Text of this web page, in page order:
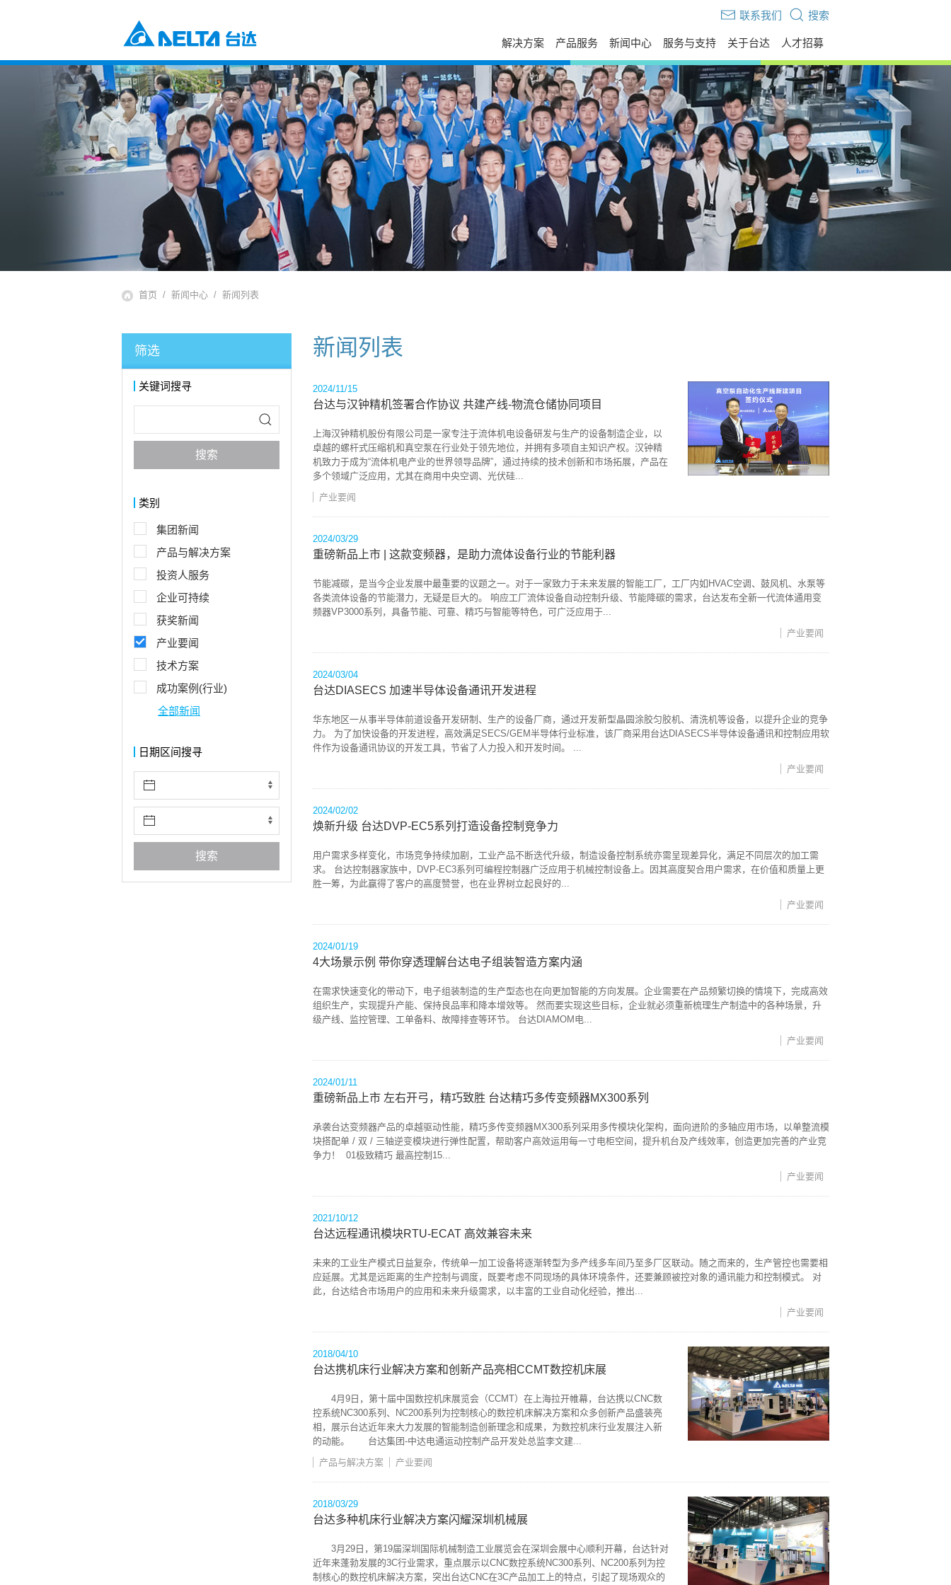
搜索
联系我们
解决方案
工业自动化与智能制造解决方案
楼宇自动化解决方案
数据中心解决方案
通信网络电源解决方案
智慧能源解决方案
视讯与监控解决方案
电动车充电解决方案
产品服务
电源及元器件
元器件
电源及系统
风扇与散热管理
交通
电动车动力系统
自动化
工业自动化
楼宇自动化
基础设施
能源基础设施
新闻中心
新闻列表
活动讯息
视频专区
出版刊物
新闻联络
服务与支持
服务与支持
售后服务
电源年保服务
工业自动化服务
打假公告
常见问题
产品网络安全漏洞管理政策
培训中心
云课堂
课堂培训
自助服务
下载中心
故障码查询
在线报修
在线选型
防伪查询
停产替代查询
授权渠道商查询
申请成为台达合作伙伴
联系我们
分支机构
在线留言
关于台达
台达简介
发展历程与企业文化
经营团队
事业范畴
全球营运
研发与创新
国家认可实验室
大事纪
可持续发展
相关连结
供货商自荐
人才招募
走进台达
校园招聘
加入我们
荣誉奖项
首页 新闻中心 新闻列表
筛选
关键词搜寻
搜索
类别
集团新闻
产品与解决方案
投资人服务
企业可持续
获奖新闻
产业要闻
技术方案
成功案例(行业)
全部新闻
日期区间搜寻
搜索
新闻列表
2024/11/15
台达与汉钟精机签署合作协议 共建产线-物流仓储协同项目
上海汉钟精机股份有限公司是一家专注于流体机电设备研发与生产的设备制造企业，以
卓越的螺杆式压缩机和真空泵在行业处于领先地位，并拥有多项自主知识产权。汉钟精
机致力于成为“流体机电产业的世界领导品牌”，通过持续的技术创新和市场拓展，产品在
多个领域广泛应用，尤其在商用中央空调、光伏硅...
产业要闻
2024/03/29
重磅新品上市 | 这款变频器，是助力流体设备行业的节能利器
节能减碳，是当今企业发展中最重要的议题之一。对于一家致力于未来发展的智能工厂，工厂内如HVAC空调、鼓风机、水泵等
各类流体设备的节能潜力，无疑是巨大的。 响应工厂流体设备自动控制升级、节能降碳的需求，台达发布全新一代流体通用变
频器VP3000系列，具备节能、可靠、精巧与智能等特色，可广泛应用于...
产业要闻
2024/03/04
台达DIASECS 加速半导体设备通讯开发进程
华东地区一从事半导体前道设备开发研制、生产的设备厂商，通过开发新型晶圆涂胶匀胶机、清洗机等设备，以提升企业的竞争
力。 为了加快设备的开发进程，高效满足SECS/GEM半导体行业标准，该厂商采用台达DIASECS半导体设备通讯和控制应用软
件作为设备通讯协议的开发工具，节省了人力投入和开发时间。 ...
产业要闻
2024/02/02
焕新升级 台达DVP-EC5系列打造设备控制竞争力
用户需求多样变化，市场竞争持续加剧，工业产品不断迭代升级，制造设备控制系统亦需呈现差异化，满足不同层次的加工需
求。 台达控制器家族中，DVP-EC3系列可编程控制器广泛应用于机械控制设备上。因其高度契合用户需求，在价值和质量上更
胜一筹，为此赢得了客户的高度赞誉，也在业界树立起良好的...
产业要闻
2024/01/19
4大场景示例 带你穿透理解台达电子组装智造方案内涵
在需求快速变化的带动下，电子组装制造的生产型态也在向更加智能的方向发展。企业需要在产品频繁切换的情境下，完成高效
组织生产，实现提升产能、保持良品率和降本增效等。 然而要实现这些目标，企业就必须重新梳理生产制造中的各种场景，升
级产线、监控管理、工单备料、故障排查等环节。 台达DIAMOM电...
产业要闻
2024/01/11
重磅新品上市 左右开弓，精巧致胜 台达精巧多传变频器MX300系列
承袭台达变频器产品的卓越驱动性能，精巧多传变频器MX300系列采用多传模块化架构，面向进阶的多轴应用市场，以单整流模
块搭配单 / 双 / 三轴逆变模块进行弹性配置，帮助客户高效运用每一寸电柜空间，提升机台及产线效率，创造更加完善的产业竞
争力！ 01极致精巧 最高控制15...
产业要闻
2021/10/12
台达远程通讯模块RTU-ECAT 高效兼容未来
未来的工业生产模式日益复杂，传统单一加工设备将逐渐转型为多产线多车间乃至多厂区联动。随之而来的，生产管控也需要相
应延展。尤其是远距离的生产控制与调度，既要考虑不同现场的具体环境条件，还要兼顾被控对象的通讯能力和控制模式。 对
此，台达结合市场用户的应用和未来升级需求，以丰富的工业自动化经验，推出...
产业要闻
2018/04/10
台达携机床行业解决方案和创新产品亮相CCMT数控机床展
4月9日，第十届中国数控机床展览会（CCMT）在上海拉开帷幕，台达携以CNC数
控系统NC300系列、NC200系列为控制核心的数控机床解决方案和众多创新产品盛装亮
相，展示台达近年来大力发展的智能制造创新理念和成果，为数控机床行业发展注入新
的动能。 台达集团-中达电通运动控制产品开发处总监李文建...
产品与解决方案
产业要闻
2018/03/29
台达多种机床行业解决方案闪耀深圳机械展
3月29日，第19届深圳国际机械制造工业展览会在深圳会展中心顺利开幕，台达针对
近年来蓬勃发展的3C行业需求，重点展示以CNC数控系统NC300系列、NC200系列为控
制核心的数控机床解决方案，突出台达CNC在3C产品加工上的特点，引起了现场观众的